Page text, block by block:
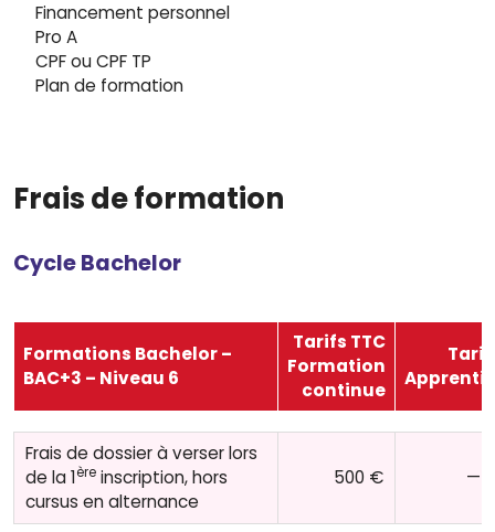
Financement personnel
Pro A
CPF ou CPF TP
Plan de formation
Frais de formation
Cycle Bachelor
Formations Bachelor –
BAC+3 – Niveau 6
Tarifs TTC
Formation
continue
Frais de dossier à verser lors
de la 1ère inscription, hors
cursus en alternance
500 €